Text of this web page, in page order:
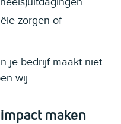
zorgen of
je bedrijf maakt niet
wij.
maken